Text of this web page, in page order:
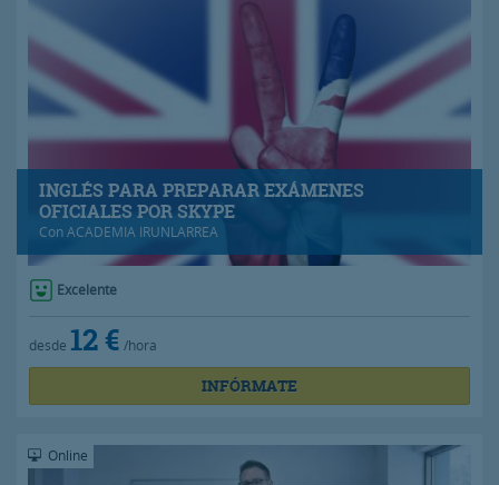
INGLÉS PARA PREPARAR EXÁMENES
OFICIALES POR SKYPE
ConACADEMIA IRUNLARREA
Excelente
desde 12 € /hora
INFÓRMATE
Online